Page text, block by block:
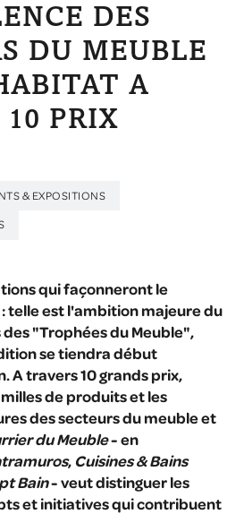
DES
DU MEUBLE
A
10 PRIX
& EXPOSITIONS
qui façonneront le
telle est l'ambition majeure du
"Trophées du Meuble",
se tiendra début
A travers 10 grands prix,
de produits et les
des secteurs du meuble et
du Meuble- en
, Cuisines & Bains
Bain- veut distinguer les
et initiatives qui contribuent